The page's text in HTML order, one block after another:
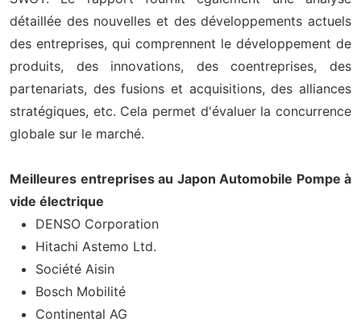
détaillée des nouvelles et des développements actuels
des entreprises, qui comprennent le développement de
produits, des innovations, des coentreprises, des
partenariats, des fusions et acquisitions, des alliances
stratégiques, etc. Cela permet d'évaluer la concurrence
globale sur le marché.
Meilleures entreprises au Japon Automobile Pompe à
vide électrique
DENSO Corporation
Hitachi Astemo Ltd.
Société Aisin
Bosch Mobilité
Continental AG